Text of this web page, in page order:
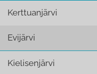
Kerttuanjärvi
Evijärvi
Kielisenjärvi